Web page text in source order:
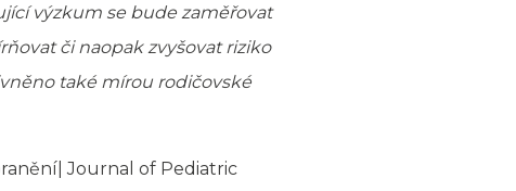
výzkum se bude zaměřovat
či naopak zvyšovat riziko
také mírou rodičovské
Journal of Pediatric